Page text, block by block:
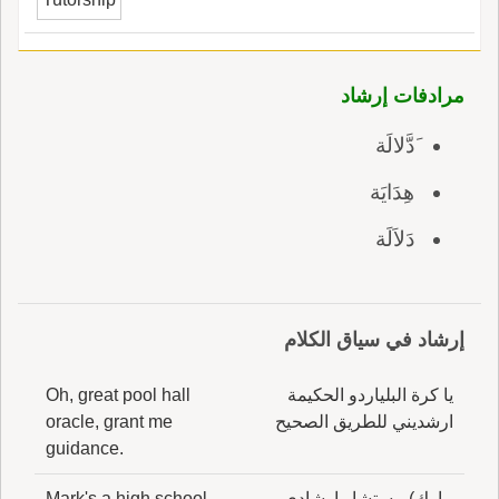
إِنما نكافئهُم على جَهْلهم كقوله تعالى: فمن اعتدى
عليكم فاعتدو عليه بمثل ما اعتدى عليكم؛ وهو باب
مرادفات إرشاد
َدَّلالَة
هِدَايَة
دَلاَلَة
إرشاد في سياق الكلام
يا كرة البلياردو الحكيمة
ارشديني للطريق الصحيح
Oh, great pool hall
oracle, grant me
guidance.